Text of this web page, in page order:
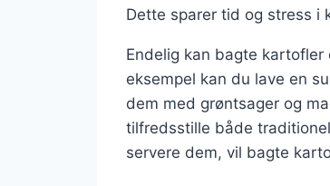
Dette sparer tid og stress i
Endelig kan bagte
eksempel kan du lave en
dem med grøntsager og
tilfredsstille både
servere dem, vil bagte